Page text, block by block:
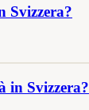
Svizzera?
in Svizzera?